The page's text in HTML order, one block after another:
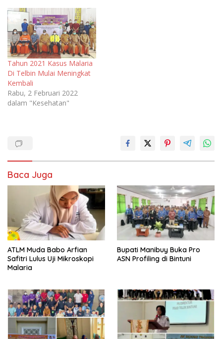
Tahun 2021 Kasus Malaria
Di Telbin Mulai Meningkat
Kembali
Rabu, 2 Februari 2022
dalam "Kesehatan"
Baca Juga
ATLM Muda Babo Arfian
Safitri Lulus Uji Mikroskopi
Malaria
Bupati Manibuy Buka Pro
ASN Profiling di Bintuni